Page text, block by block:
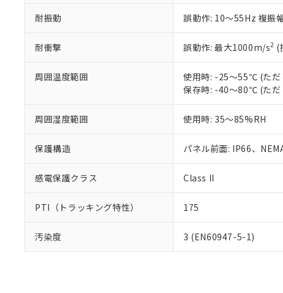
耐振動 誤動作: 10～55Hz 複振
耐衝撃 誤動作: 最大1000m/s2 (
周囲温度範囲
使用時: -25～55℃ (ただ
保存時: -40～80℃ (ただ
周囲湿度範囲 使用時: 35～85%RH
保護構造 パネル前面: IP66、
感電保護クラス Class II
PTI（トラッキング特性） 175
汚染度 3 (EN60947-5-1)